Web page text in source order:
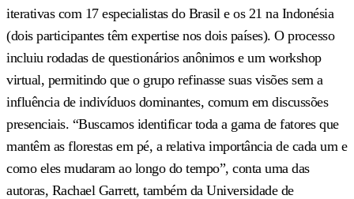
iterativas com 17 especialistas do Brasil e os 21 na Indonésia
(dois participantes têm expertise nos dois países). O processo
incluiu rodadas de questionários anônimos e um workshop
virtual, permitindo que o grupo refinasse suas visões sem a
influência de indivíduos dominantes, comum em discussões
presenciais. “Buscamos identificar toda a gama de fatores que
mantêm as florestas em pé, a relativa importância de cada um e
como eles mudaram ao longo do tempo”, conta uma das
autoras, Rachael Garrett, também da Universidade de